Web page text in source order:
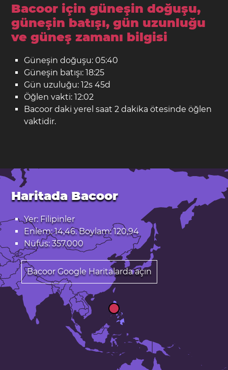
Bacoor için güneşin doğuşu,
güneşin batışı, gün uzunluğu
ve güneş zamanı bilgisi
Güneşin doğuşu: 05:40
Güneşin batışı: 18:25
Gün uzuluğu: 12s 45d
Öğlen vakti: 12:02
Bacoor daki yerel saat 2 dakika ötesinde öğlen
vaktidir.
Haritada Bacoor
Yer: Filipinler
Enlem: 14,46. Boylam: 120,94
Nüfus: 357.000
Bacoor Google Haritalarda açın